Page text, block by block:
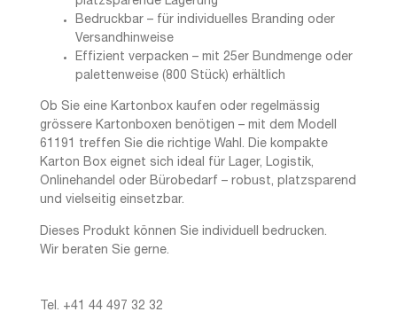
Bedruckbar – für individuelles Branding oder
Versandhinweise
Effizient verpacken – mit 25er Bundmenge oder
palettenweise (800 Stück) erhältlich
Ob Sie eine Kartonbox kaufen oder regelmässig
grössere Kartonboxen benötigen – mit dem Modell
61191 treffen Sie die richtige Wahl. Die kompakte
Karton Box eignet sich ideal für Lager, Logistik,
Onlinehandel oder Bürobedarf – robust, platzsparend
und vielseitig einsetzbar.
Dieses Produkt können Sie individuell bedrucken.
Wir beraten Sie gerne.
Tel. +41 44 497 32 32